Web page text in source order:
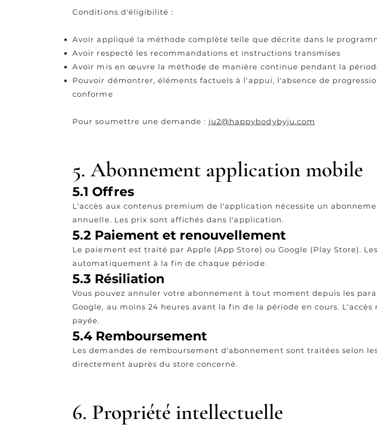
Conditions d'éligibilité :
Avoir appliqué la méthode complète telle que décrite dans le
Avoir respecté les recommandations et instructions transmises
Avoir mis en œuvre la méthode de manière continue pendant la
Pouvoir démontrer, éléments factuels à l'appui, l'absence de
conforme
Pour soumettre une demande : ju2@happybodybyju.com
5. Abonnement application mobile
5.1 Offres
L'accès aux contenus premium de l'application nécessite un
annuelle. Les prix sont affichés dans l'application.
5.2 Paiement et renouvellement
Le paiement est traité par Apple (App Store) ou Google (Play Store).
automatiquement à la fin de chaque période.
5.3 Résiliation
Vous pouvez annuler votre abonnement à tout moment depuis les
Google, au moins 24 heures avant la fin de la période en cours.
payée.
5.4 Remboursement
Les demandes de remboursement d'abonnement sont traitées selon
directement auprès du store concerné.
6. Propriété intellectuelle